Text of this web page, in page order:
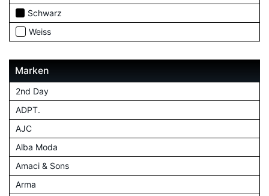
Schwarz
Weiss
Marken
2nd Day
ADPT.
AJC
Alba Moda
Amaci & Sons
Arma